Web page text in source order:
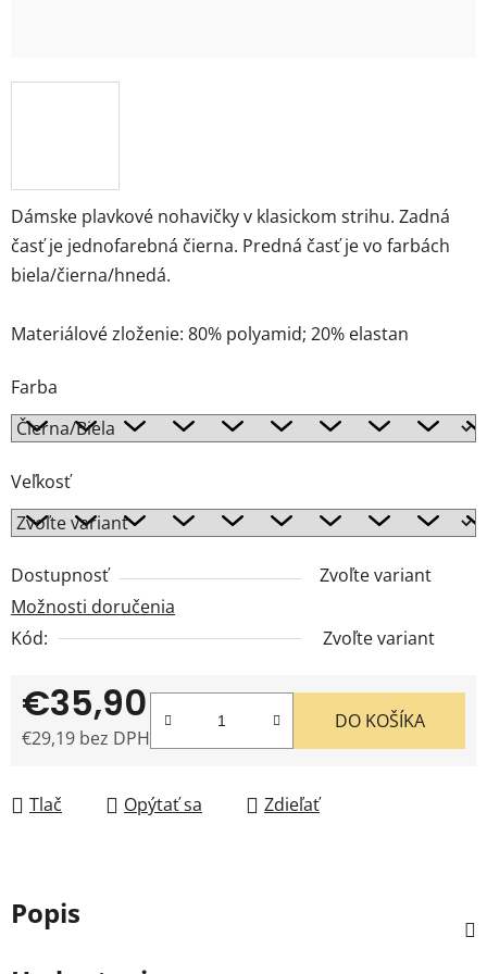
Dámske plavkové nohavičky v klasickom strihu. Zadná
časť je jednofarebná čierna. Predná časť je vo farbách
biela/čierna/hnedá.
Materiálové zloženie: 80% polyamid; 20% elastan
Farba
Veľkosť
Dostupnosť
Zvoľte variant
Možnosti doručenia
Kód:
Zvoľte variant
€35,90
€29,19 bez DPH
DO KOŠÍKA
Tlač Opýtať sa Zdieľať
Popis